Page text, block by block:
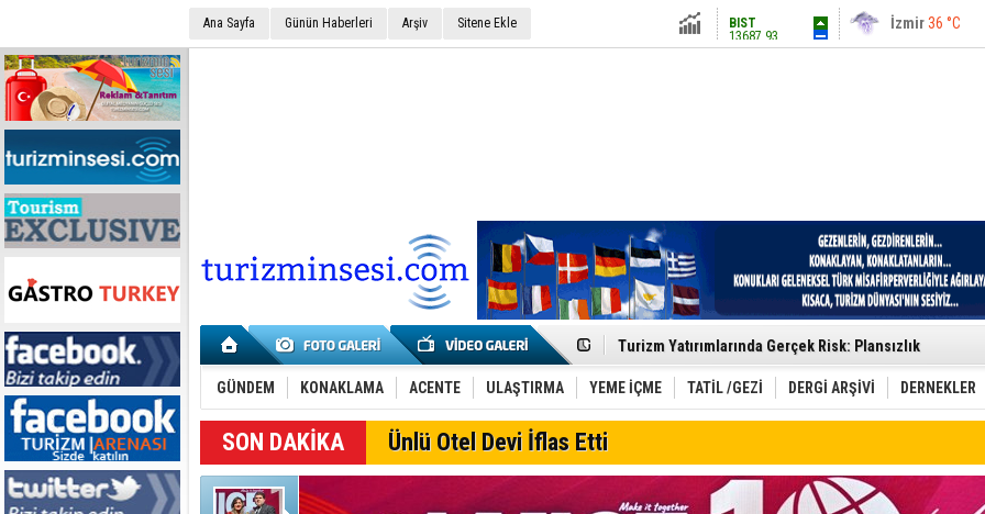
Ana Sayfa Günün Haberleri Arşiv Sitene Ekle
Altın6248.13 İstanbul 31 °C
Etkinlik sektörünün Çatı Kuruluşlardan İstanbul Zirvesi
Turizm Yatırımlarında Gerçek Risk: Plansızlık
Çelebi–THY İş Birliğiyle Kenya’da Güçleniyor
Global Yatırım Holding,%38 Artış: Net Kâr 46,5 Milyon
Yabancı Dijital Platformlara Ayrıcalık Yasası
Tatilsepeti’nden Villa Tatili Modeli
Jolly ile Mezopotamya’ya Yolculuk!
LÖSEV Yaz Okulu’nda Şifa ve Neşe
Turizm geliri ilk 6 ayda 25,7 milyar dolar oldu
Canovate’den Yeni Nesil Veri Merkezleri
GÜNDEM KONAKLAMA ACENTE ULAŞTIRMA YEME İÇME TATİL /GEZİ DERGİ ARŞİVİ DERNEKLER
SON DAKİKA Ünlü Otel Devi İflas Etti